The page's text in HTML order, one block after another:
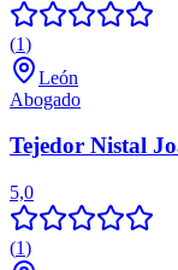
(1)
León
Abogado
Tejedor Nistal
5,0
(1)